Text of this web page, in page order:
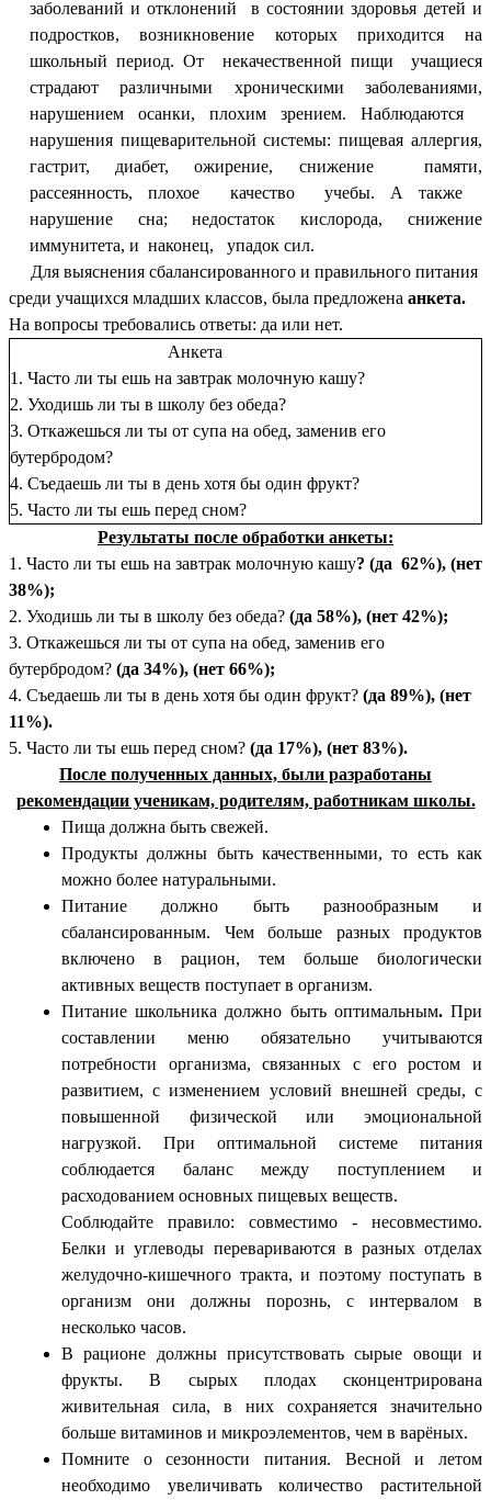
заболеваний и отклонений в состоянии здоровья детей и
подростков, возникновение которых приходится на
школьный период. От некачественной пищи учащиеся
страдают различными хроническими заболеваниями,
нарушением осанки, плохим зрением. Наблюдаются
нарушения пищеварительной системы: пищевая аллергия,
гастрит, диабет, ожирение, снижение памяти,
рассеянность, плохое качество учебы. А также
нарушение сна; недостаток кислорода, снижение
иммунитета, и наконец, упадок сил.
Для выяснения сбалансированного и правильного питания
среди учащихся младших классов, была предложена анкета.
На вопросы требовались ответы: да или нет.
Анкета
1. Часто ли ты ешь на завтрак молочную кашу?
2. Уходишь ли ты в школу без обеда?
3. Откажешься ли ты от супа на обед, заменив его
бутербродом?
4. Съедаешь ли ты в день хотя бы один фрукт?
5. Часто ли ты ешь перед сном?
Результаты после обработки анкеты:
1. Часто ли ты ешь на завтрак молочную кашу? (да 62%), (нет
38%);
2. Уходишь ли ты в школу без обеда? (да 58%), (нет 42%);
3. Откажешься ли ты от супа на обед, заменив его
бутербродом? (да 34%), (нет 66%);
4. Съедаешь ли ты в день хотя бы один фрукт? (да 89%), (нет
11%).
5. Часто ли ты ешь перед сном? (да 17%), (нет 83%).
После полученных данных, были разработаны
рекомендации ученикам, родителям, работникам школы.
Пища должна быть свежей.
Продукты должны быть качественными, то есть как
можно более натуральными.
Питание должно быть разнообразным и
сбалансированным. Чем больше разных продуктов
включено в рацион, тем больше биологически
активных веществ поступает в организм.
Питание школьника должно быть оптимальным.При
составлении меню обязательно учитываются
потребности организма, связанных с его ростом и
развитием, с изменением условий внешней среды, с
повышенной физической или эмоциональной
нагрузкой. При оптимальной системе питания
соблюдается баланс между поступлением и
расходованием основных пищевых веществ.
Соблюдайте правило: совместимо - несовместимо.
Белки и углеводы перевариваются в разных отделах
желудочно-кишечного тракта, и поэтому поступать в
организм они должны порознь, с интервалом в
несколько часов.
В рационе должны присутствовать сырые овощи и
фрукты. В сырых плодах сконцентрирована
живительная сила, в них сохраняется значительно
больше витаминов и микроэлементов, чем в варёных.
Помните о сезонности питания. Весной и летом
необходимо увеличивать количество растительной